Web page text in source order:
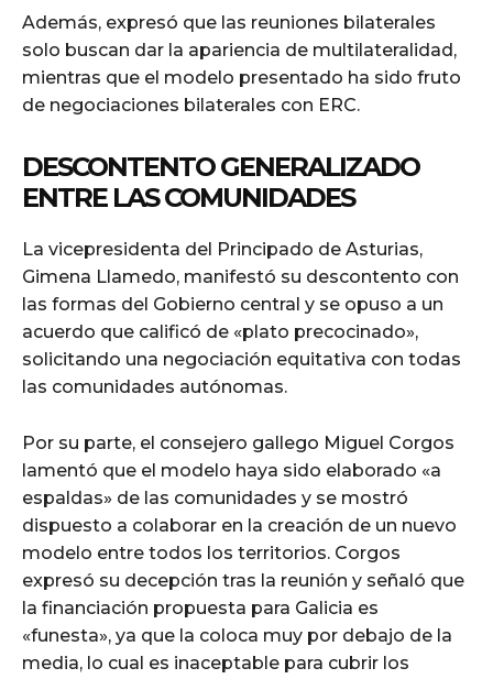
Además, expresó que las reuniones bilaterales
solo buscan dar la apariencia de multilateralidad,
mientras que el modelo presentado ha sido fruto
de negociaciones bilaterales con ERC.
DESCONTENTO GENERALIZADO
ENTRE LAS COMUNIDADES
La vicepresidenta del Principado de Asturias,
Gimena Llamedo, manifestó su descontento con
las formas del Gobierno central y se opuso a un
acuerdo que calificó de «plato precocinado»,
solicitando una negociación equitativa con todas
las comunidades autónomas.
Por su parte, el consejero gallego Miguel Corgos
lamentó que el modelo haya sido elaborado «a
espaldas» de las comunidades y se mostró
dispuesto a colaborar en la creación de un nuevo
modelo entre todos los territorios. Corgos
expresó su decepción tras la reunión y señaló que
la financiación propuesta para Galicia es
«funesta», ya que la coloca muy por debajo de la
media, lo cual es inaceptable para cubrir los